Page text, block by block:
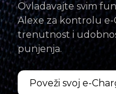
Ovladavajte svim
Alexe za kontrolu e-
trenutnost i
punjenja.
Poveži svoj e-